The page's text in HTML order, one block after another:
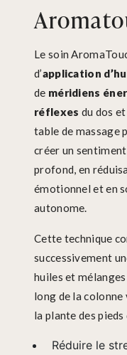
Le soin
d’application d’
de méridiens
réflexes du dos
table de massage
créer un
profond, en
émotionnel et en
autonome.
Cette technique
successivement
huiles et
long de la
la plante des pieds
Réduire le